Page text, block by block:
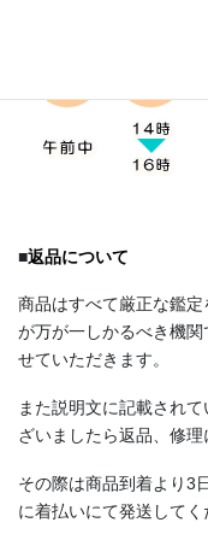
■返品について
商品はすべて厳正な鑑
が万が一しかるべき機
せていただきます。
また説明文に記載され
ざいましたら返品、修理
その際は商品到着より3
に着払いにて発送してく